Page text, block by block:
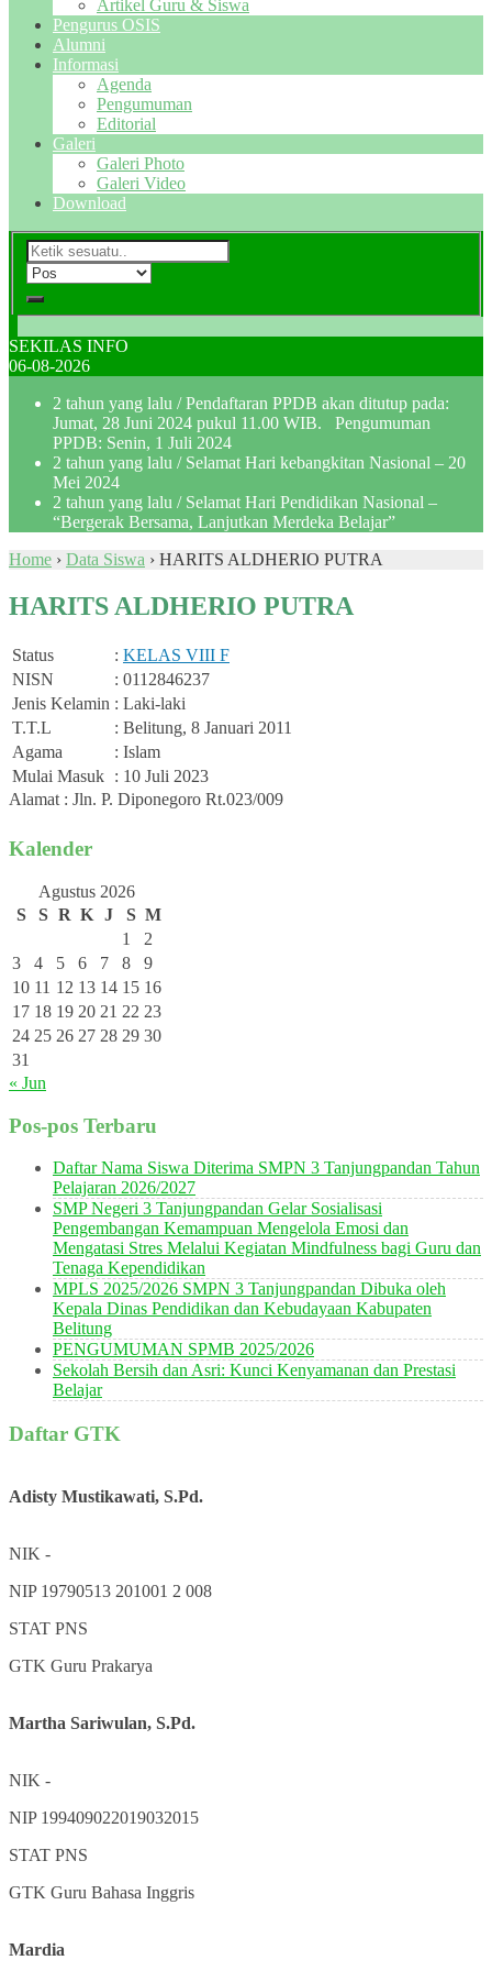
Artikel Guru & Siswa
Pengurus OSIS
Alumni
Informasi
Agenda
Pengumuman
Editorial
Galeri
Galeri Photo
Galeri Video
Download
SEKILAS INFO
06-08-2026
2 tahun yang lalu / Pendaftaran PPDB akan ditutup pada:
Jumat, 28 Juni 2024 pukul 11.00 WIB. Pengumuman
PPDB: Senin, 1 Juli 2024
2 tahun yang lalu / Selamat Hari kebangkitan Nasional – 20
Mei 2024
2 tahun yang lalu / Selamat Hari Pendidikan Nasional –
“Bergerak Bersama, Lanjutkan Merdeka Belajar”
Home › Data Siswa › HARITS ALDHERIO PUTRA
HARITS ALDHERIO PUTRA
Status : KELAS VIII F
NISN
: 0112846237
Jenis Kelamin : Laki-laki
T.T.L
: Belitung, 8 Januari 2011
Agama
: Islam
Mulai Masuk : 10 Juli 2023
Alamat : Jln. P. Diponegoro Rt.023/009
Kalender
Agustus 2026
S
S R K J S M
1
2
3
4 5 6 7 8
9
10 11 12 13 14 15 16
17 18 19 20 21 22 23
24 25 26 27 28 29 30
31
« Jun
Pos-pos Terbaru
Daftar Nama Siswa Diterima SMPN 3 Tanjungpandan Tahun
Pelajaran 2026/2027
SMP Negeri 3 Tanjungpandan Gelar Sosialisasi
Pengembangan Kemampuan Mengelola Emosi dan
Mengatasi Stres Melalui Kegiatan Mindfulness bagi Guru dan
Tenaga Kependidikan
MPLS 2025/2026 SMPN 3 Tanjungpandan Dibuka oleh
Kepala Dinas Pendidikan dan Kebudayaan Kabupaten
Belitung
PENGUMUMAN SPMB 2025/2026
Sekolah Bersih dan Asri: Kunci Kenyamanan dan Prestasi
Belajar
Daftar GTK
Adisty Mustikawati, S.Pd.
NIK -
NIP 19790513 201001 2 008
STAT PNS
GTK Guru Prakarya
Martha Sariwulan, S.Pd.
NIK -
NIP 199409022019032015
STAT PNS
GTK Guru Bahasa Inggris
Mardia